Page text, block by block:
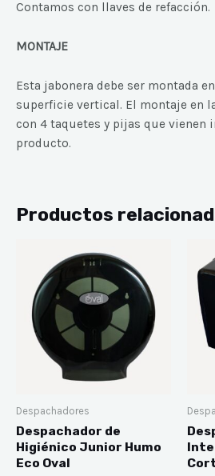
Contamos con llaves de refacción.
MONTAJE
Esta jabonera debe ser montada
superficie vertical. El montaje en
con 4 taquetes y pijas que vienen
producto.
Productos
Despachadores
Despachador de
Higiénico Junior Humo
Eco Oval